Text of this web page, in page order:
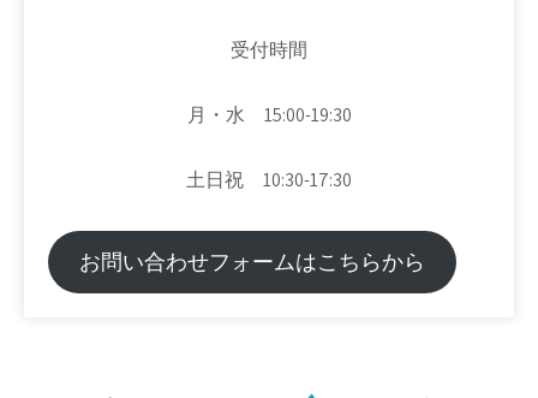
受付時間
月・水 15:00-19:30
土日祝 10:30-17:30
お問い合わせフォームはこちらから